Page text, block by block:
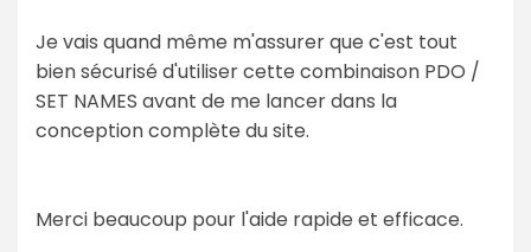
Je vais quand même m'assurer que c'est tout
bien sécurisé d'utiliser cette combinaison PDO /
SET NAMES avant de me lancer dans la
conception complète du site.
Merci beaucoup pour l'aide rapide et efficace.